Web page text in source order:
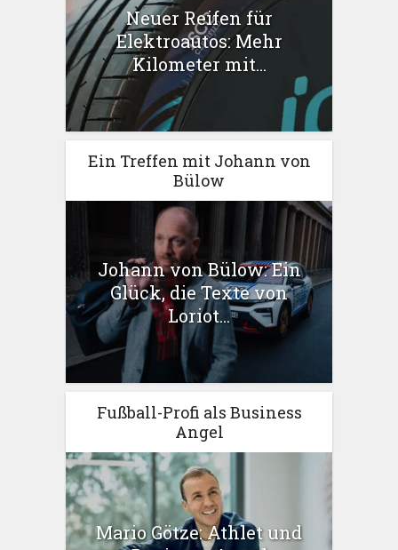
Neuer Reifen für
Elektroautos: Mehr
Kilometer mit...
Ein Treffen mit Johann von
Bülow
Johann von Bülow: Ein
Glück, die Texte von
Loriot...
Fußball-Profi als Business
Angel
Mario Götze: Athlet und